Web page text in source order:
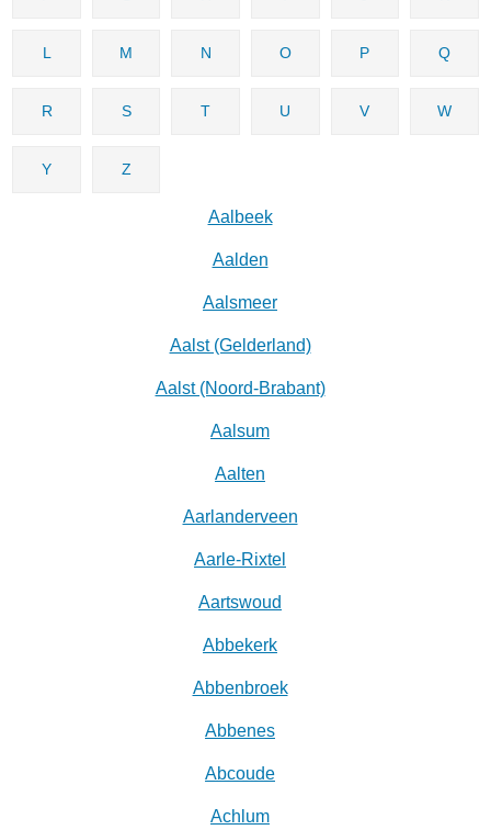
L M N O P Q
R S T U V W
Y Z
Aalbeek
Aalden
Aalsmeer
Aalst (Gelderland)
Aalst (Noord-Brabant)
Aalsum
Aalten
Aarlanderveen
Aarle-Rixtel
Aartswoud
Abbekerk
Abbenbroek
Abbenes
Abcoude
Achlum